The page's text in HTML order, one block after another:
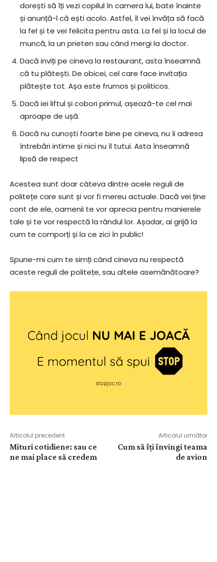
dorești să îți vezi copilul în camera lui, bate înainte
și anunță-l că ești acolo. Astfel, îl vei învăța să facă
la fel și te vei felicita pentru asta. La fel și la locul de
muncă, la un prieten sau când mergi la doctor.
Dacă inviți pe cineva la restaurant, asta înseamnă
că tu plătești. De obicei, cel care face invitația
plătește tot. Așa este frumos și politicos.
Dacă iei liftul și cobori primul, așează-te cel mai
aproape de ușă.
Dacă nu cunoști foarte bine pe cineva, nu îi adresa
întrebări intime și nici nu îl tutui. Asta înseamnă
lipsă de respect
Acestea sunt doar câteva dintre acele reguli de
politețe care sunt și vor fi mereu actuale. Dacă vei ține
cont de ele, oamenii te vor aprecia pentru manierele
tale și te vor respectă la rândul lor. Așadar, ai grijă la
cum te comporți și la ce zici în public!
Spune-mi cum te simți când cineva nu respectă
aceste reguli de politețe, sau altele asemănătoare?
Articolul precedent
Mituri cotidiene: sau ce
ne mai place să credem
Articolul următor
Cum să îți învingi teama
de avion